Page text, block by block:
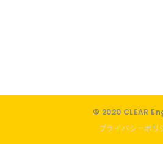
© 2020 CLEAR
プライバシーポリ